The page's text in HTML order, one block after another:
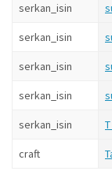
serkan_isin
serkan_isin
serkan_isin
serkan_isin
serkan_isin
craft